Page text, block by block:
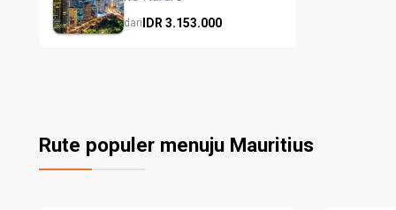
dariIDR 3.153.000
Rute populer menuju Mauritius